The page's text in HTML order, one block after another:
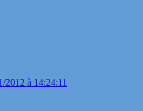
2012 à 14:24:11